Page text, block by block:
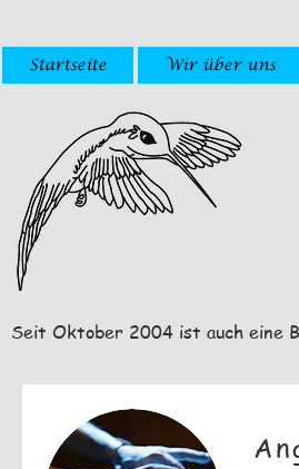
Startseite Wir über uns
Seit Oktober 2004 ist auch eine